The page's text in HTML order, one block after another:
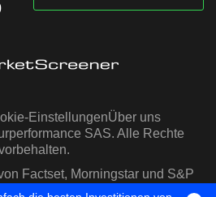
EinstellungenÜber uns
SAS. Alle Rechte
Factset, Morningstar und S&P
zur Verfügung gestellt